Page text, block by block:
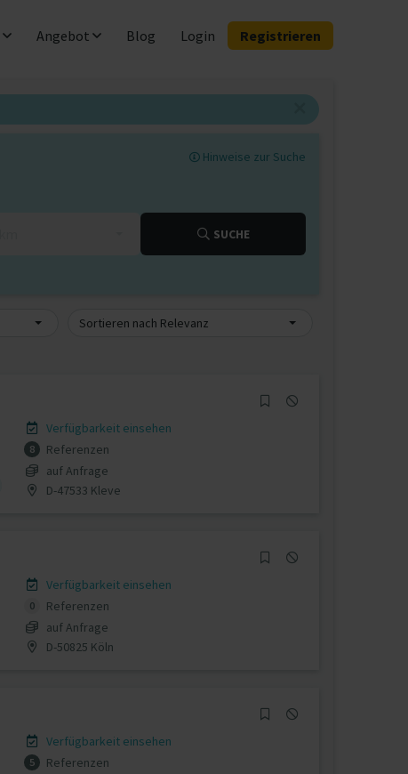
Angebot Blog Login Registrieren
Hinweise zur Suche
SUCHE
Sortieren nach Relevanz
Verfügbarkeit einsehen
8
Referenzen
auf Anfrage
D-47533 Kleve
Verfügbarkeit einsehen
0
Referenzen
auf Anfrage
D-50825 Köln
Verfügbarkeit einsehen
5
Referenzen